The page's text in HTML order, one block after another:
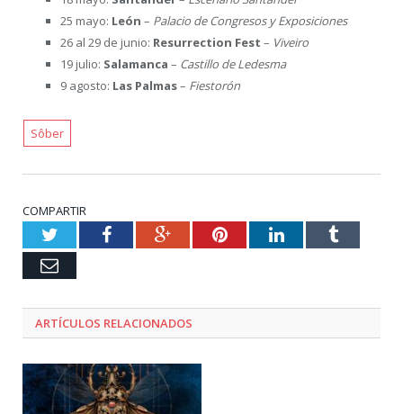
25 mayo: León – Palacio de Congresos y Exposiciones
26 al 29 de junio: Resurrection Fest – Viveiro
19 julio: Salamanca – Castillo de Ledesma
9 agosto: Las Palmas– Fiestorón
Sôber
COMPARTIR
TwitterFacebookGoogle+PinterestLinkedInTumblr
Email
ARTÍCULOS RELACIONADOS